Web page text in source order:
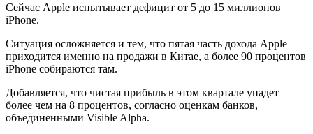
Сейчас Apple испытывает дефицит от 5 до 15 миллионов
iPhone.
Ситуация осложняется и тем, что пятая часть дохода Apple
приходится именно на продажи в Китае, а более 90 процентов
iPhone собираются там.
Добавляется, что чистая прибыль в этом квартале упадет
более чем на 8 процентов, согласно оценкам банков,
объединенными Visible Alpha.